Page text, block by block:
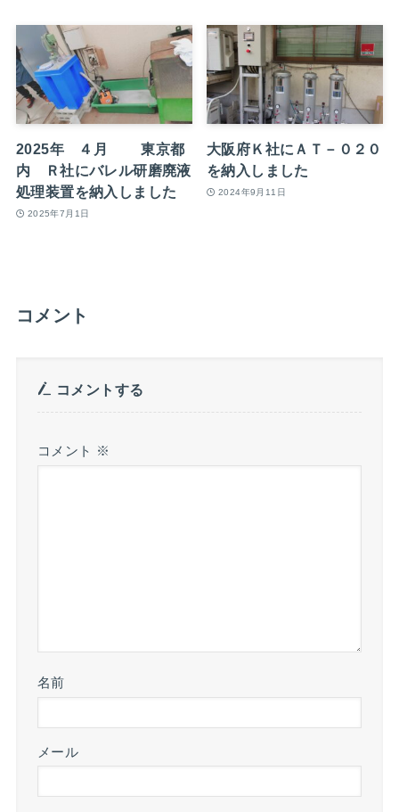
2025年 ４月 東京都
内 Ｒ社にバレル研磨廃液
処理装置を納入しました
2025年7月1日
大阪府Ｋ社にＡＴ－０２０
を納入しました
2024年9月11日
コメント
コメントする
コメント ※
名前
メール